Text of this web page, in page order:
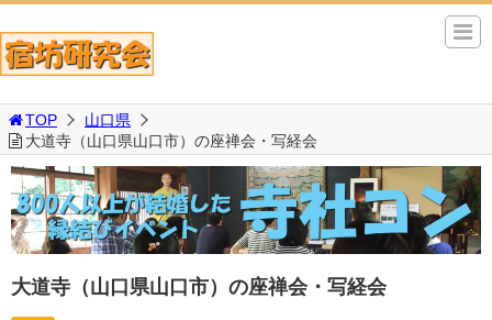
TOP
山口県
大道寺（山口県山口市）の座禅会・写経会
大道寺（山口県山口市）の座禅会・写経会